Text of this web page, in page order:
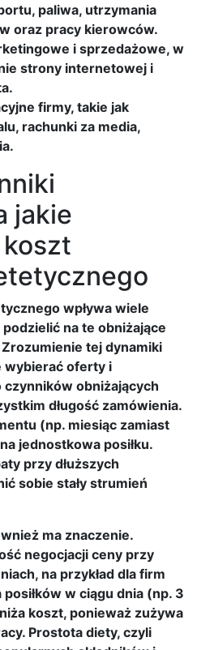
paliwa, utrzymania
oraz pracy kierowców.
i sprzedażowe, w
strony internetowej i
firmy, takie jak
rachunki za media,
jakie
wpływa wiele
na te obniżające
tej dynamiki
wybierać oferty i
obniżających
długość zamówienia.
(np. miesiąc zamiast
jednostkowa posiłku.
przy dłuższych
sobie stały strumień
ma znaczenie.
negocjacji ceny przy
na przykład dla firm
w ciągu dnia (np. 3
koszt, ponieważ zużywa
Prostota diety, czyli